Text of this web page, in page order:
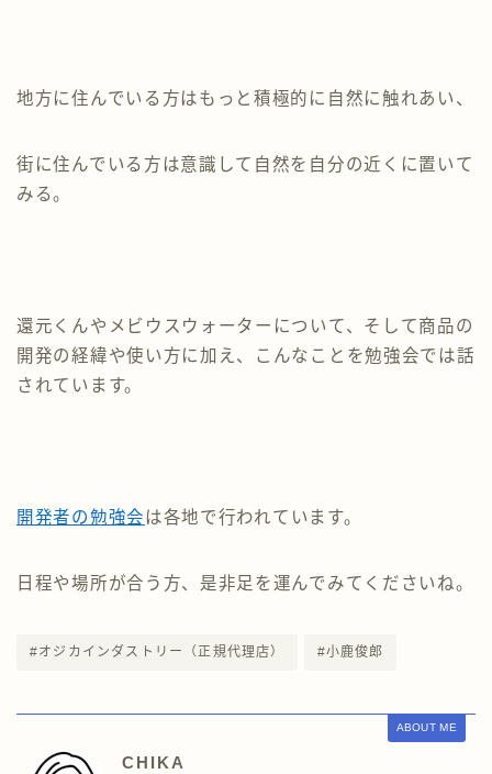
地方に住んでいる方はもっと積極的に自然に触れあい、
街に住んでいる方は意識して自然を自分の近くに置いて
みる。
還元くんやメビウスウォーターについて、そして商品の
開発の経緯や使い方に加え、こんなことを勉強会では話
されています。
開発者の勉強会は各地で行われています。
日程や場所が合う方、是非足を運んでみてくださいね。
#オジカインダストリー（正規代理店） #小鹿俊郎
ABOUT ME
CHIKA